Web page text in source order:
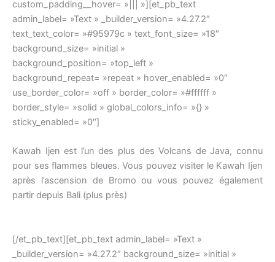
custom_padding__hover= »||| »][et_pb_text
admin_label= »Text » _builder_version= »4.27.2″
text_text_color= »#95979c » text_font_size= »18″
background_size= »initial »
background_position= »top_left »
background_repeat= »repeat » hover_enabled= »0″
use_border_color= »off » border_color= »#ffffff »
border_style= »solid » global_colors_info= »{} »
sticky_enabled= »0″]
Kawah Ijen est l’un des plus des Volcans de Java, connu
pour ses flammes bleues. Vous pouvez visiter le Kawah Ijen
après l’ascension de Bromo ou vous pouvez également
partir depuis Bali (plus près)
[/et_pb_text][et_pb_text admin_label= »Text »
_builder_version= »4.27.2″ background_size= »initial »